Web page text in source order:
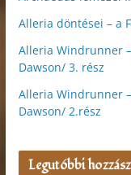
Alleria döntései – a
Alleria Windrunner
Dawson/ 3. rész
Alleria Windrunner
Dawson/ 2.rész
Legutóbbi